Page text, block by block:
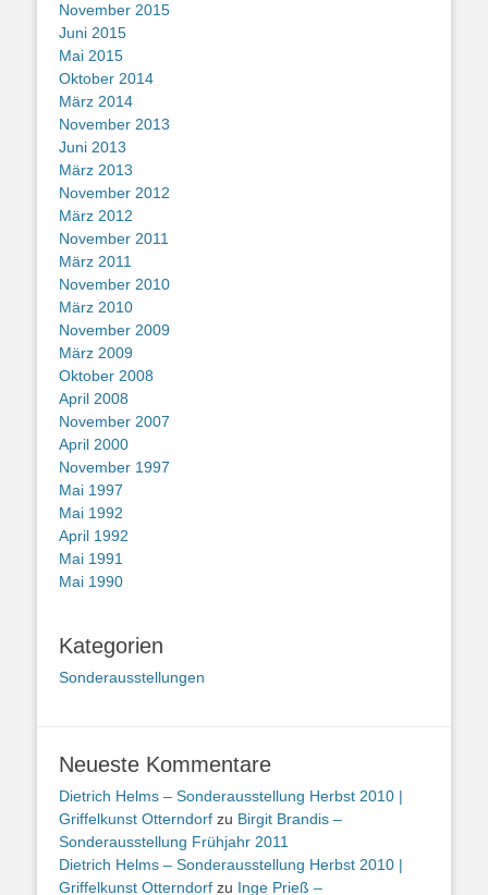
November 2015
Juni 2015
Mai 2015
Oktober 2014
März 2014
November 2013
Juni 2013
März 2013
November 2012
März 2012
November 2011
März 2011
November 2010
März 2010
November 2009
März 2009
Oktober 2008
April 2008
November 2007
April 2000
November 1997
Mai 1997
Mai 1992
April 1992
Mai 1991
Mai 1990
Kategorien
Sonderausstellungen
Neueste Kommentare
Dietrich Helms – Sonderausstellung Herbst 2010 |
Griffelkunst Otterndorf zu Birgit Brandis –
Sonderausstellung Frühjahr 2011
Dietrich Helms – Sonderausstellung Herbst 2010 |
Griffelkunst Otterndorf zu Inge Prieß –